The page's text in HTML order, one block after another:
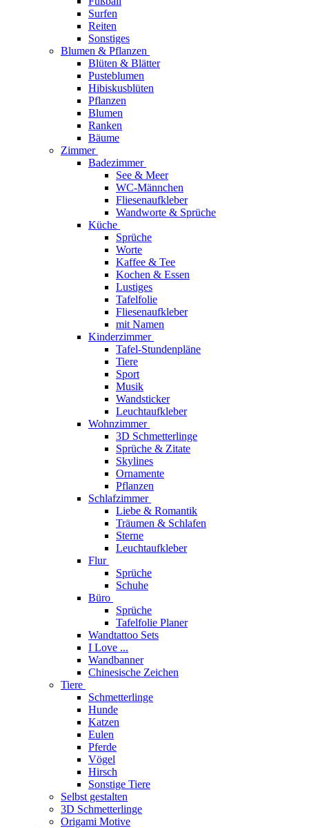
Surfen
Reiten
Sonstiges
Blumen & Pflanzen
Blüten & Blätter
Pusteblumen
Hibiskusblüten
Pflanzen
Blumen
Ranken
Bäume
Zimmer
Badezimmer
See & Meer
WC-Männchen
Fliesenaufkleber
Wandworte & Sprüche
Küche
Sprüche
Worte
Kaffee & Tee
Kochen & Essen
Lustiges
Tafelfolie
Fliesenaufkleber
mit Namen
Kinderzimmer
Tafel-Stundenpläne
Tiere
Sport
Musik
Wandsticker
Leuchtaufkleber
Wohnzimmer
3D Schmetterlinge
Sprüche & Zitate
Skylines
Ornamente
Pflanzen
Schlafzimmer
Liebe & Romantik
Träumen & Schlafen
Sterne
Leuchtaufkleber
Flur
Sprüche
Schuhe
Büro
Sprüche
Tafelfolie Planer
Wandtattoo Sets
I Love ...
Wandbanner
Chinesische Zeichen
Tiere
Schmetterlinge
Hunde
Katzen
Eulen
Pferde
Vögel
Hirsch
Sonstige Tiere
Selbst gestalten
3D Schmetterlinge
Origami Motive